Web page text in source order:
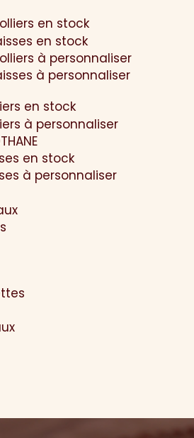
en stock
en stock
à personnaliser
à personnaliser
en stock
à personnaliser
en stock
à personnaliser